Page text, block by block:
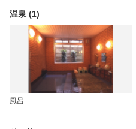
温泉 (1)
風呂